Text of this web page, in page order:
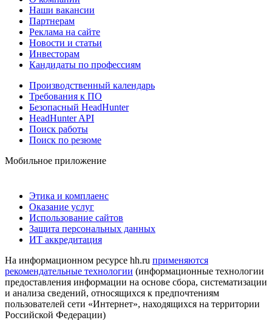
Наши вакансии
Партнерам
Реклама на сайте
Новости и статьи
Инвесторам
Кандидаты по профессиям
Производственный календарь
Требования к ПО
Безопасный HeadHunter
HeadHunter API
Поиск работы
Поиск по резюме
Мобильное приложение
Этика и комплаенс
Оказание услуг
Использование сайтов
Защита персональных данных
ИТ аккредитация
На информационном ресурсе hh.ru применяются
рекомендательные технологии (информационные технологии
предоставления информации на основе сбора, систематизации
и анализа сведений, относящихся к предпочтениям
пользователей сети «Интернет», находящихся на территории
Российской Федерации)